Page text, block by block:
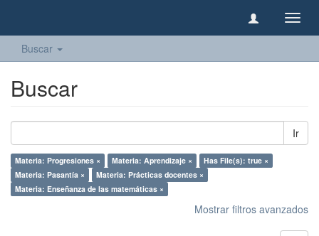
Buscar
Buscar
Ir
Materia: Progresiones × Materia: Aprendizaje ×
Has File(s): true ×
Materia: Pasantía ×
Materia: Prácticas docentes ×
Materia: Enseñanza de las matemáticas ×
Mostrar filtros avanzados